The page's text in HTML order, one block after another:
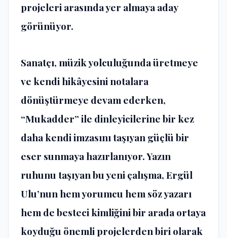
projeleri arasında yer almaya aday
görünüyor.
Sanatçı, müzik yolculuğunda üretmeye
ve kendi hikâyesini notalara
dönüştürmeye devam ederken,
“Mukadder” ile dinleyicilerine bir kez
daha kendi imzasını taşıyan güçlü bir
eser sunmaya hazırlanıyor. Yazın
ruhunu taşıyan bu yeni çalışma, Ergül
Ulu’nun hem yorumcu hem söz yazarı
hem de besteci kimliğini bir arada ortaya
koyduğu önemli projelerden biri olarak